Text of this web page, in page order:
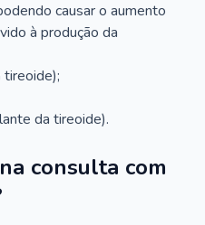
causar o aumento
à produção da
da tireoide).
consulta com